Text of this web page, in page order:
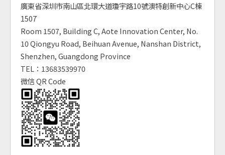
廣東省深圳市南山區北環大道瓊宇路10號澳特創新中心C棟
1507
Room 1507, Building C, Aote Innovation Center, No.
10 Qiongyu Road, Beihuan Avenue, Nanshan District,
Shenzhen, Guangdong Province
TEL：13683539970
微信 QR Code